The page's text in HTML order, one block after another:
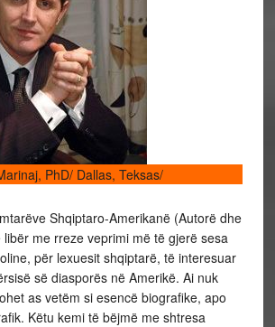
PhD/ Dallas, Teksas/
Shqiptaro-Amerikanë (Autorë dhe
libër me rreze veprimi më të gjerë sesa
për lexuesit shqiptarë, të interesuar
së diasporës në Amerikë. Ai nuk
as vetëm si esencë biografike, apo
Këtu kemi të bëjmë me shtresa